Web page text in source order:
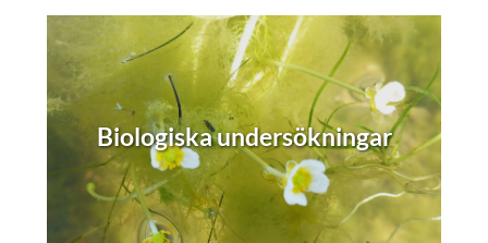
Biologiska undersökningar